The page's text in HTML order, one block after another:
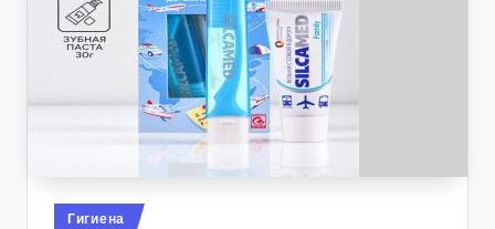
Опубликовано
Гигиена